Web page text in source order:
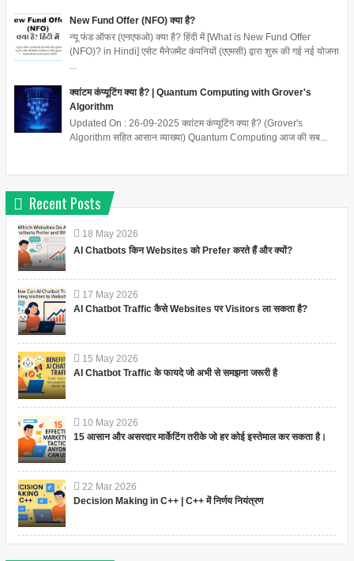
New Fund Offer (NFO) क्या है?
न्यू फंड ऑफर (एनएफओ) क्या है? हिंदी में [What is New Fund Offer
(NFO)? in Hindi] एसेट मैनेजमेंट कंपनियों (एएमसी) द्वारा शुरू की गई नई योजना
क्वांटम कंप्यूटिंग क्या है? | Quantum Computing with Grover's
Algorithm
Updated On : 26-09-2025 क्वांटम कंप्यूटिंग क्या है? (Grover's
Algorithm सहित आसान व्याख्या) Quantum Computing आज की सब...
Recent Posts
18 May 2026
AI Chatbots किन Websites को Prefer करते हैं और क्यों?
17 May 2026
AI Chatbot Traffic कैसे Websites पर Visitors ला सकता है?
15 May 2026
AI Chatbot Traffic के फायदे जो अभी से समझना जरूरी है
10 May 2026
15 आसान और असरदार मार्केटिंग तरीके जो हर कोई इस्तेमाल कर सकता है।
22 Mar 2026
Decision Making in C++ | C++ में निर्णय नियंत्रण